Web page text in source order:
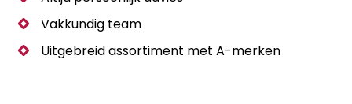
Vakkundig team
Uitgebreid assortiment met A-merken